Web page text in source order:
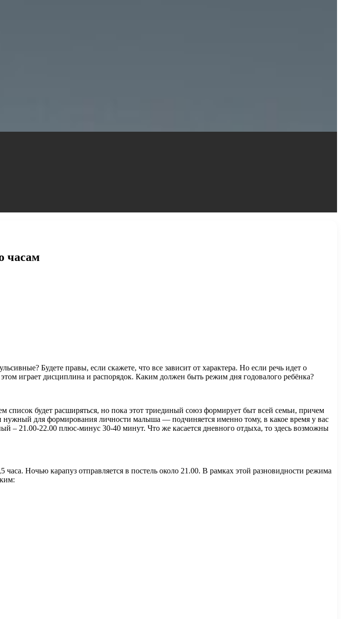
часам
Будете правы, если скажете, что все зависит от характера. Но если речь идет о
играет дисциплина и распорядок. Каким должен быть режим дня годовалого ребёнка?
будет расширяться, но пока этот триединый союз формирует быт всей семьи, причем
для формирования личности малыша — подчиняется именно тому, в какое время у вас
– 21.00-22.00 плюс-минус 30-40 минут. Что же касается дневного отдыха, то здесь возможны
Ночью карапуз отправляется в постель около 21.00. В рамках этой разновидности режима